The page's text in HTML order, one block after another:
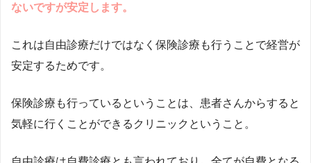
ないですが安定します。
これは自由診療だけではなく保険診療も行うことで経営が
安定するためです。
保険診療も行っているということは、患者さんからすると
気軽に行くことができるクリニックということ。